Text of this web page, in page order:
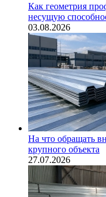
Как геометрия
несущую
03.08.2026
На что обращать
крупного объекта
27.07.2026